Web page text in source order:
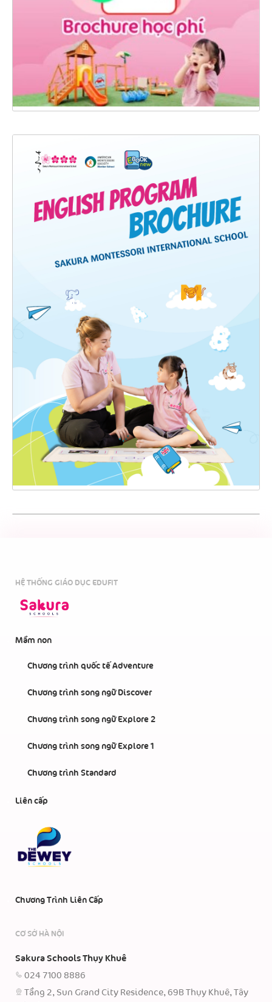
HỆ THỐNG GIÁO DỤC EDUFIT
Mầm non
Chương trình quốc tế Adventure
Chương trình song ngữ Discover
Chương trình song ngữ Explore 2
Chương trình song ngữ Explore 1
Chương trình Standard
Liên cấp
Chương Trình Liên Cấp
CƠ SỞ HÀ NỘI
Sakura Schools Thụy Khuê
024 7100 8886
Tầng 2, Sun Grand City Residence, 69B Thụy Khuê, Tây